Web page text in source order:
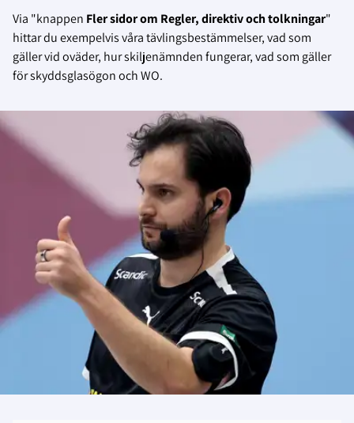
Via "knappen Fler sidor om Regler, direktiv och tolkningar"
hittar duexempelvis våra tävlingsbestämmelser, vad som
gäller vid oväder, hur skiljenämnden fungerar, vad som gäller
för skyddsglasögon och WO.